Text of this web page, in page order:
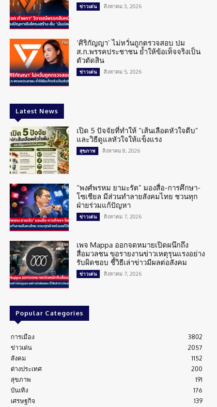
ข่าวเด่น สิงหาคม 3, 2026
‘ศิริกัญญา’ ไม่หวั่นถูกตรวจสอบ ปม
ส.ก.พรรคประชาชน ย้ำให้ข้อเท็จจริงเป็น
ตัวตัดสิน
ข่าวเด่น สิงหาคม 5, 2026
Latest News
เปิด 5 ปัจจัยที่ทำให้ “เส้นเลือดหัวใจตีบ”
และวิธีดูแลหัวใจให้แข็งแรง
สุขภาพ สิงหาคม 8, 2026
“พงศ์พรหม ยามะรัต” มองสื่อ-การศึกษา-
โซเชียล มีส่วนทำลายสังคมไทย ชวนทุก
ฝ่ายร่วมแก้ปัญหา
ข่าวเด่น สิงหาคม 7, 2026
เพจ Mappa ออกจดหมายเปิดผนึกถึง
สื่อมวลชน ขอรายงานข่าวเหตุรุนแรงอย่าง
รับผิดชอบ ชี้วิธีเล่าข่าวมีผลต่อสังคม
ข่าวเด่น สิงหาคม 7, 2026
Popular Categories
การเมือง
3802
ข่าวเด่น
2057
สังคม
1152
ต่างประเทศ
200
สุขภาพ
191
บันเทิง
176
เศรษฐกิจ
139